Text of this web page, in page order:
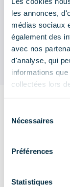
les annonces,
médias sociaux
également des
avec nos
d'analyse, qui
informations
collectées lors
Nécessaires
Préférences
Statistiques
Sur le